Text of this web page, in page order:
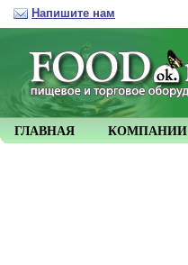
ГЛАВНАЯ КОМПАНИИ
Напишите нам